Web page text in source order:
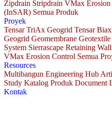
Zipdrain Stripdrain VMax Erosion
(InSAR) Semua Produk
Proyek
Tensar TriAx Geogrid Tensar
Geogrid Geomembrane Geotextile
System Sierrascape Retaining
VMax Erosion Control Semua
Resources
Multibangun Engineering Hub
Study Katalog Produk Document
Kontak